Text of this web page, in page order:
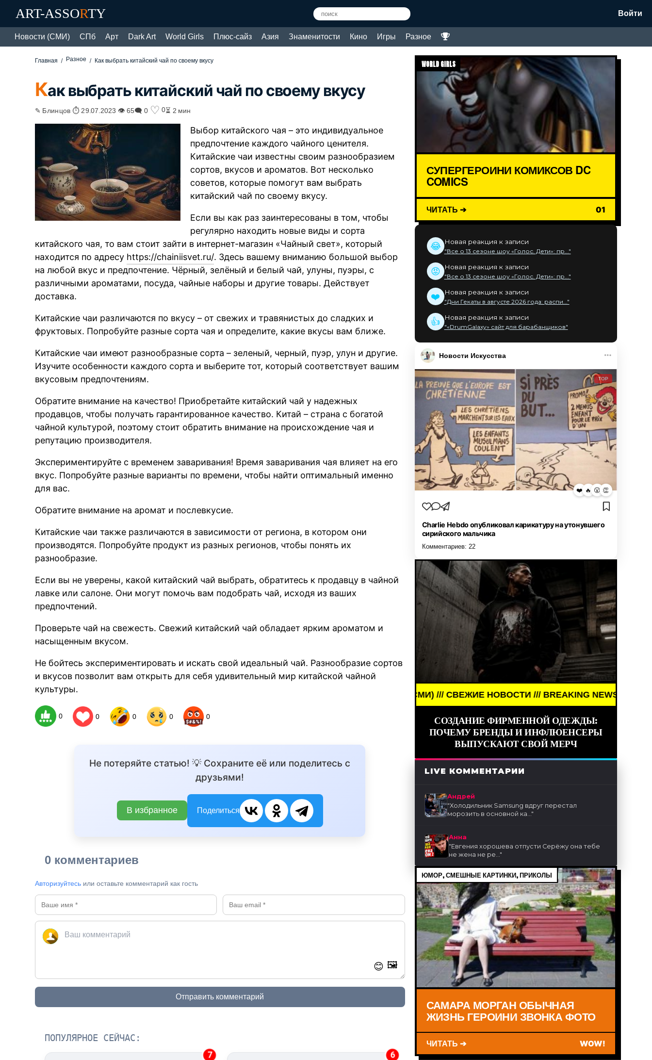
ART-ASSORTY Войти
Новости (СМИ) СПб Арт Dark Art World Girls Плюс-сайз Азия Знаменитости Кино Игры Разное
Главная Разное Как выбрать китайский чай по своему вкусу
Как выбрать китайский чай по своему вкусу
✎ Блинцов ⏱ 29.07.2023 👁 65🗨 0 ♡ 0⏳ 2 мин
Выбор китайского чая – это индивидуальное
предпочтение каждого чайного ценителя.
Китайские чаи известны своим разнообразием
сортов, вкусов и ароматов. Вот несколько
советов, которые помогут вам выбрать
китайский чай по своему вкусу.
Если вы как раз заинтересованы в том, чтобы
регулярно находить новые виды и сорта
китайского чая, то вам стоит зайти в интернет-магазин «Чайный свет», который
находится по адресу https://chainiisvet.ru/. Здесь вашему вниманию большой выбор
на любой вкус и предпочтение. Чёрный, зелёный и белый чай, улуны, пуэры, с
различными ароматами, посуда, чайные наборы и другие товары. Действует
доставка.
Китайские чаи различаются по вкусу – от свежих и травянистых до сладких и
фруктовых. Попробуйте разные сорта чая и определите, какие вкусы вам ближе.
Китайские чаи имеют разнообразные сорта – зеленый, черный, пуэр, улун и другие.
Изучите особенности каждого сорта и выберите тот, который соответствует вашим
вкусовым предпочтениям.
Обратите внимание на качество! Приобретайте китайский чай у надежных
продавцов, чтобы получать гарантированное качество. Китай – страна с богатой
чайной культурой, поэтому стоит обратить внимание на происхождение чая и
репутацию производителя.
Экспериментируйте с временем заваривания! Время заваривания чая влияет на его
вкус. Попробуйте разные варианты по времени, чтобы найти оптимальный именно
для вас.
Обратите внимание на аромат и послевкусие.
Китайские чаи также различаются в зависимости от региона, в котором они
производятся. Попробуйте продукт из разных регионов, чтобы понять их
разнообразие.
Если вы не уверены, какой китайский чай выбрать, обратитесь к продавцу в чайной
лавке или салоне. Они могут помочь вам подобрать чай, исходя из ваших
предпочтений.
Проверьте чай на свежесть. Свежий китайский чай обладает ярким ароматом и
насыщенным вкусом.
Не бойтесь экспериментировать и искать свой идеальный чай. Разнообразие сортов
и вкусов позволит вам открыть для себя удивительный мир китайской чайной
культуры.
0 0 0 0 0
Не потеряйте статью! 💡 Сохраните её или поделитесь с
друзьями!
В избранное Поделиться
0 комментариев
Авторизуйтесь или оставьте комментарий как гость
😊 🖼️
Отправить комментарий
ПОПУЛЯРНОЕ СЕЙЧАС:
7 6
WORLD GIRLS
СУПЕРГЕРОИНИ КОМИКСОВ DC
COMICS
ЧИТАТЬ ➔ 01
😂 Новая реакция к записи
"Все о 13 сезоне шоу «Голос. Дети»: пр..."
😡 Новая реакция к записи
"Все о 13 сезоне шоу «Голос. Дети»: пр..."
❤️ Новая реакция к записи
"Дни Гекаты в августе 2026 года: распи..."
👍 Новая реакция к записи
"«DrumGalaxy» сайт для барабанщиков"
Новости Искусства
TOP
❤️ 🔥 😮 👏
Charlie Hebdo опубликовал карикатуру на утонувшего
сирийского мальчика
Комментариев: 22
BREAKING NEWS /// НОВОСТИ (СМИ) /// СВЕЖИЕ НОВОСТИ /// BREAKING NEWS /// НОВОСТИ
СОЗДАНИЕ ФИРМЕННОЙ ОДЕЖДЫ:
ПОЧЕМУ БРЕНДЫ И ИНФЛЮЕНСЕРЫ
ВЫПУСКАЮТ СВОЙ МЕРЧ
LIVE КОММЕНТАРИИ
Андрей
"Холодильник Samsung вдруг перестал
морозить в основной ка..."
Анна
"Евгения хорошева отпусти Серёжу она тебе
не жена не ре..."
ЮМОР, СМЕШНЫЕ КАРТИНКИ, ПРИКОЛЫ
САМАРА МОРГАН ОБЫЧНАЯ
ЖИЗНЬ ГЕРОИНИ ЗВОНКА ФОТО
ЧИТАТЬ ➔ WOW!